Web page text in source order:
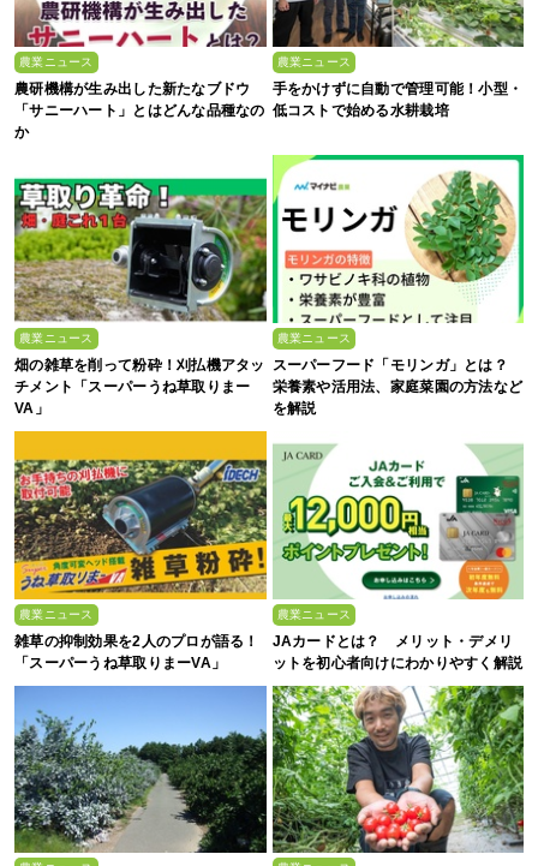
農業ニュース
農研機構が生み出した新たなブドウ
「サニーハート」とはどんな品種なの
か
農業ニュース
手をかけずに自動で管理可能！小型・
低コストで始める水耕栽培
農業ニュース
畑の雑草を削って粉砕！刈払機アタッ
チメント「スーパーうね草取りまー
VA」
農業ニュース
スーパーフード「モリンガ」とは？
栄養素や活用法、家庭菜園の方法など
を解説
農業ニュース
雑草の抑制効果を2人のプロが語る！
「スーパーうね草取りまーVA」
農業ニュース
JAカードとは？ メリット・デメリ
ットを初心者向けにわかりやすく解説